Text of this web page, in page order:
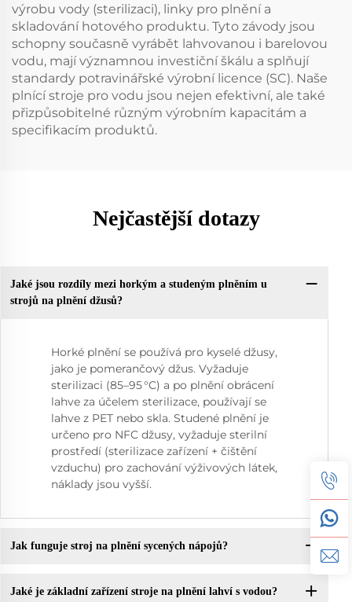
výrobu vody (sterilizaci), linky pro plnění a
skladování hotového produktu. Tyto závody jsou
schopny současně vyrábět lahvovanou i barelovou
vodu, mají významnou investiční škálu a splňují
standardy potravinářské výrobní licence (SC). Naše
plnící stroje pro vodu jsou nejen efektivní, ale také
přizpůsobitelné různým výrobním kapacitám a
specifikacím produktů.
Nejčastější dotazy
Jaké jsou rozdíly mezi horkým a studeným plněním u
strojů na plnění džusů?
Horké plnění se používá pro kyselé džusy,
jako je pomerančový džus. Vyžaduje
sterilizaci (85–95 °C) a po plnění obrácení
lahve za účelem sterilizace, používají se
lahve z PET nebo skla. Studené plnění je
určeno pro NFC džusy, vyžaduje sterilní
prostředí (sterilizace zařízení + čištění
vzduchu) pro zachování výživových látek,
náklady jsou vyšší.
Jak funguje stroj na plnění sycených nápojů?
Jaké je základní zařízení stroje na plnění lahví s vodou?